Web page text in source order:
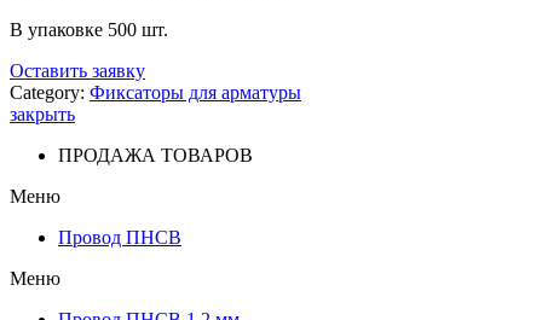
В упаковке 500 шт.
Оставить заявку
Category: Фиксаторы для арматуры
закрыть
ПРОДАЖА ТОВАРОВ
Меню
Провод ПНСВ
Меню